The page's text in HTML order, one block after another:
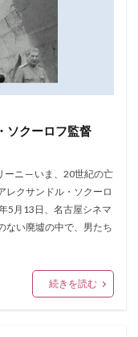
ソクーロフ監督
ーニ ─ いま、20世紀の亡
クサンドル・ソクーロ
5月13日、名古屋シネマ
い廃墟の中で、男たち
続きを読む